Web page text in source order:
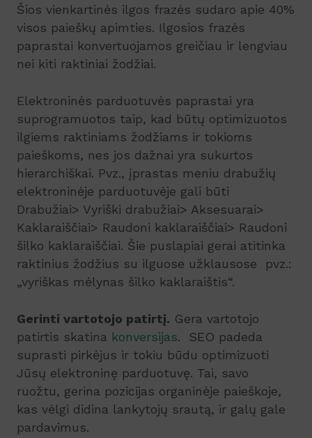
Šios vienkartinės ilgos frazės sudaro apie 40%
visos paieškų apimties. Ilgosios frazės
paprastai konvertuojamos greičiau ir lengviau
nei kiti raktiniai žodžiai.
Elektroninės parduotuvės paprastai yra
suprogramuotos taip, kad būtų optimizuotos
ilgiems raktiniams žodžiams ir tokioms
paieškoms, nes jos dažnai yra sukurtos
hierarchiškai. Pvz., įprastas meniu drabužių
elektroninėje parduotuvėje gali būti
Drabužiai> Vyriški drabužiai> Aksesuarai>
Kaklaraiščiai> Raudoni kaklaraiščiai> Raudoni
šilko kaklaraiščiai. Šie puslapiai gerai atitinka
raktinius žodžius su ilguose užklausose pvz.:
„vyriškas mėlynas šilko kaklaraištis“.
Gerinti vartotojo patirtį. Gera vartotojo
patirtis skatina konversijas. SEO padeda
suprasti pirkėjus ir tokiu būdu optimizuoti
Jūsų elektroninę parduotuvę. Tai, savo
ruožtu, gerina pozicijas organinėje paieškoje,
kas vėlgi didina lankytojų srautą, ir galų gale
pardavimus.